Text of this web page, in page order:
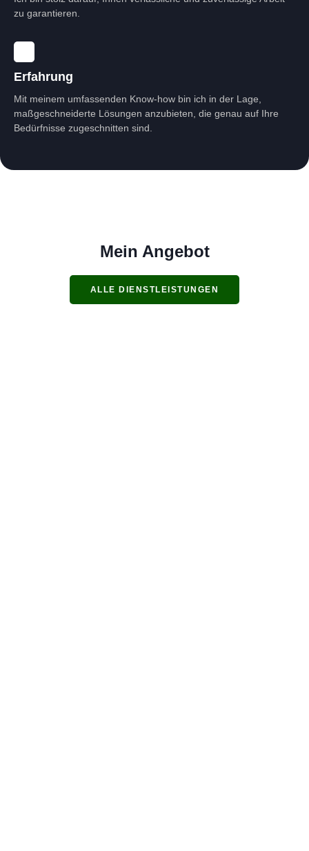
Erfahrung
Mit meinem umfassenden Know-how bin ich in der Lage,
maßgeschneiderte Lösungen anzubieten, die genau auf Ihre
Bedürfnisse zugeschnitten sind.
zu garantieren.
Mein Angebot
ALLE DIENSTLEISTUNGEN